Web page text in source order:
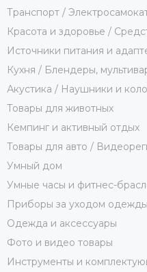
Транспорт /
Красота и здоровье /
Источники питания и
Кухня / Блендеры,
Акустика / Наушники и
Товары для животных
Кемпинг и активный отдых
Товары для авто /
Умный дом
Умные часы и фитнес-
Приборы за уходом
Одежда и аксессуары
Фото и видео товары
Инструменты и